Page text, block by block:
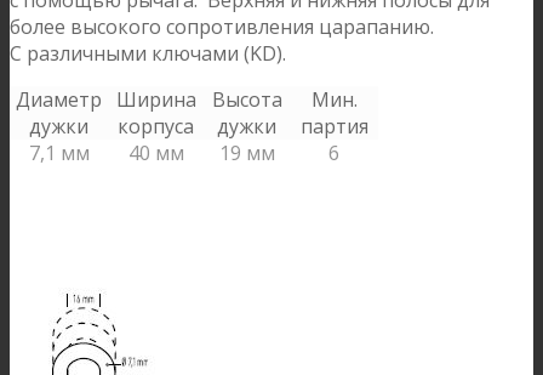
более высокого сопротивления царапанию.
С различными ключами (KD).
Диаметр
дужки
Ширина
корпуса
Высота
дужки
Мин.
партия
7,1 мм
40 мм 19 мм 6